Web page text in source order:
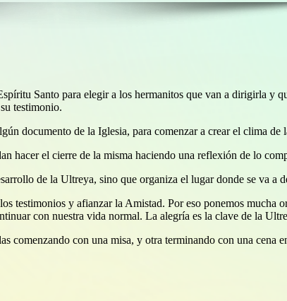
Santo para elegir a los hermanitos que van a dirigirla y
testimonio.
documento de la Iglesia, para comenzar a crear el clima
hacer el cierre de la misma haciendo una reflexión de lo
de la Ultreya, sino que organiza el lugar donde se va a
testimonios y afianzar la Amistad. Por eso ponemos mucha
con nuestra vida normal. La alegría es la clave de la
comenzando con una misa, y otra terminando con una cena